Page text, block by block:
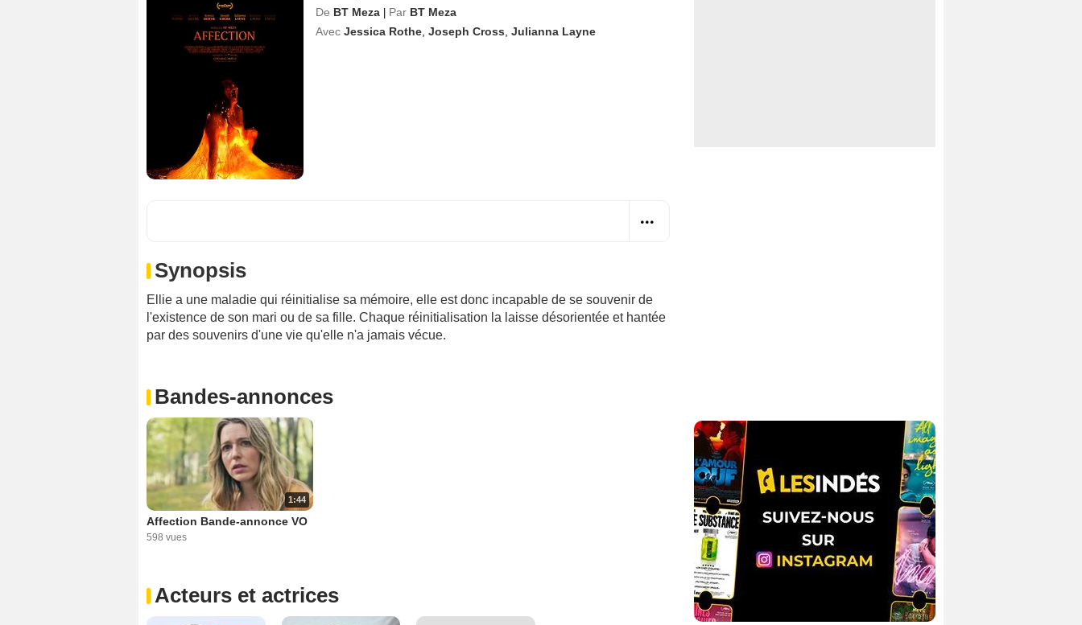
De BT Meza | Par BT Meza
Avec Jessica Rothe Joseph Cross Julianna Layne
Synopsis
Ellie a une maladie qui réinitialise sa mémoire, elle est donc incapable de se souvenir de
l'existence de son mari ou de sa fille. Chaque réinitialisation la laisse désorientée et hantée
par des souvenirs d'une vie qu'elle n'a jamais vécue.
Bandes-annonces
1:44
Affection Bande-annonce VO
598 vues
Acteurs et actrices